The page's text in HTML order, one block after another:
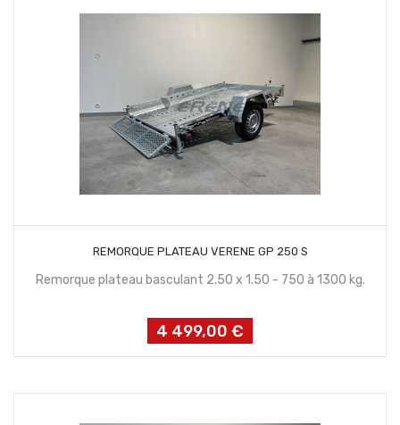
REMORQUE PLATEAU VERENE GP 250 S
Remorque plateau basculant 2.50 x 1.50 - 750 à 1300 kg.
Prix
4 499,00 €